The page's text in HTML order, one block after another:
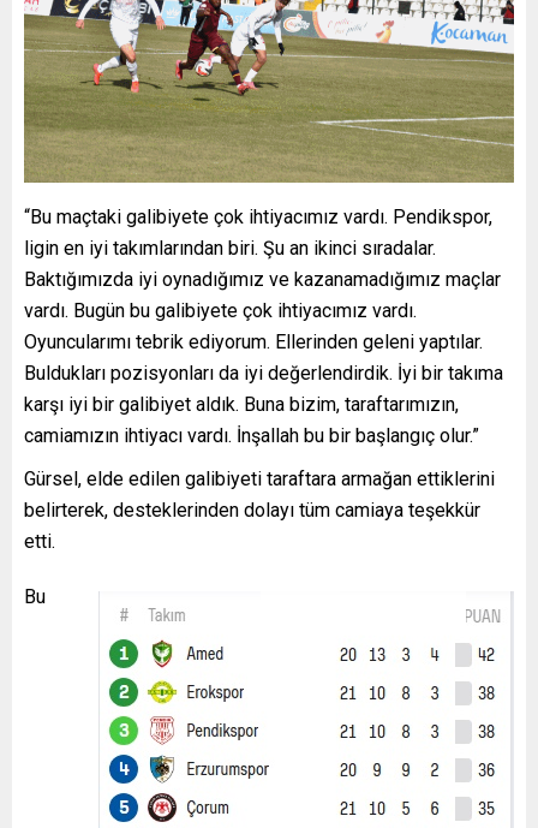
“Bu maçtaki galibiyete çok ihtiyacımız vardı. Pendikspor,
ligin en iyi takımlarından biri. Şu an ikinci sıradalar.
Baktığımızda iyi oynadığımız ve kazanamadığımız maçlar
vardı. Bugün bu galibiyete çok ihtiyacımız vardı.
Oyuncularımı tebrik ediyorum. Ellerinden geleni yaptılar.
Buldukları pozisyonları da iyi değerlendirdik. İyi bir takıma
karşı iyi bir galibiyet aldık. Buna bizim, taraftarımızın,
camiamızın ihtiyacı vardı. İnşallah bu bir başlangıç olur.”
Gürsel, elde edilen galibiyeti taraftara armağan ettiklerini
belirterek, desteklerinden dolayı tüm camiaya teşekkür
etti.
Bu